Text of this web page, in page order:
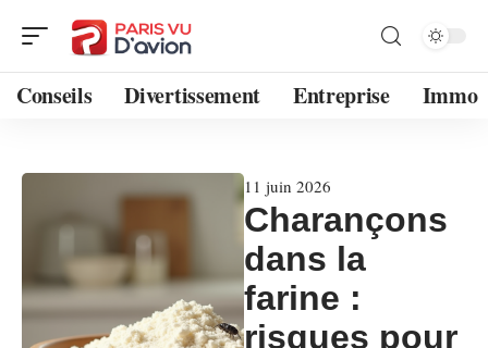
Conseils Divertissement Entreprise Immo
11 juin 2026
Charançons
dans la
farine :
risques pour